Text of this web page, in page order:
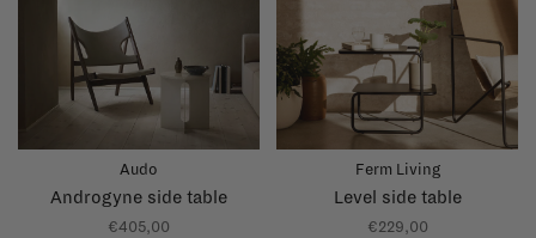
Audo
Androgyne side table
€405,00
Ferm Living
Level side table
€229,00